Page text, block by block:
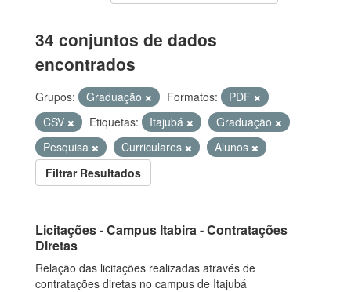
34 conjuntos de dados
encontrados
Grupos: Graduação Formatos:
PDF
CSV
Etiquetas: Itajubá
Graduação
Pesquisa
Curriculares
Alunos
Filtrar Resultados
Licitações - Campus Itabira - Contratações
Diretas
Relação das licitações realizadas através de
contratações diretas no campus de Itajubá